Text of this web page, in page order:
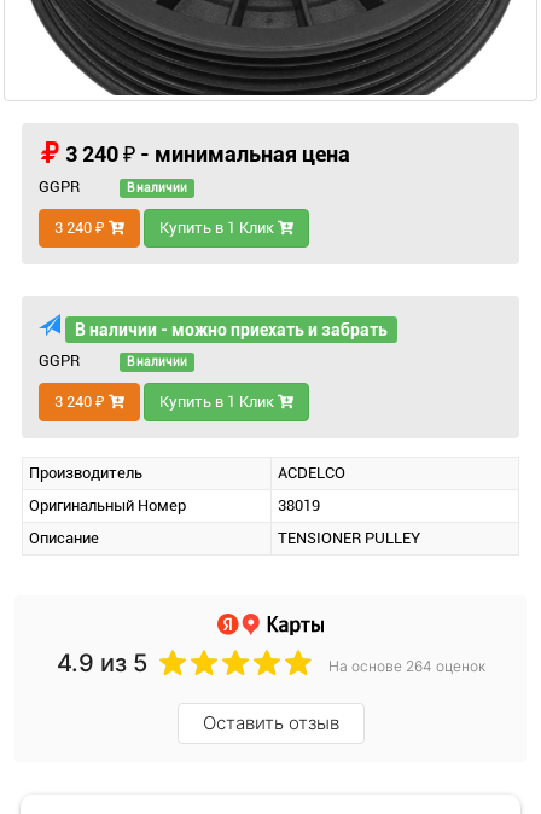
3 240 ₽ - минимальная цена
GGPR В наличии
3 240 ₽ Купить в 1 Клик
В наличии - можно приехать и забрать
GGPR В наличии
3 240 ₽ Купить в 1 Клик
Производитель
ACDELCO
Оригинальный Номер
38019
Описание
TENSIONER PULLEY
4.9 из 5 На основе 264 оценок
Оставить отзыв